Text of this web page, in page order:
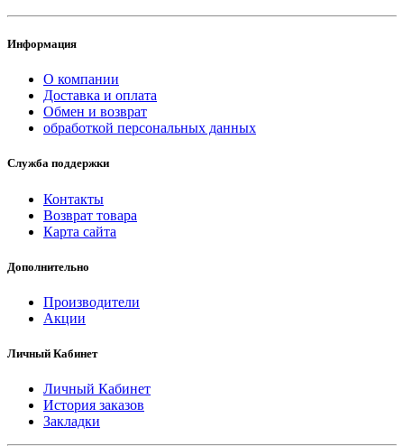
Информация
О компании
Доставка и оплата
Обмен и возврат
обработкой персональных данных
Служба поддержки
Контакты
Возврат товара
Карта сайта
Дополнительно
Производители
Акции
Личный Кабинет
Личный Кабинет
История заказов
Закладки